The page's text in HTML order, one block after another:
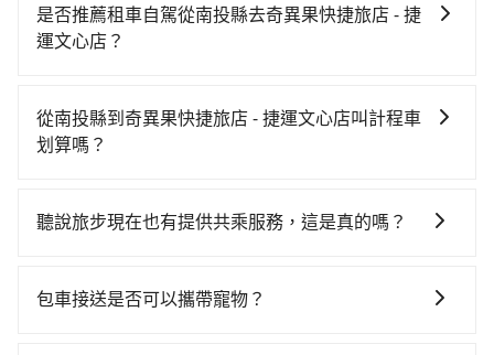
是否推薦租車自駕從南投縣去奇異果快捷旅店 - 捷
運文心店？
時不需要閉目養神（因為要自己開車），最重要的是你
當天就要來回，那在南投路邊可隨租隨借的iRent應該是
縣（魚池鄉）到奇異果快捷旅店 - 捷運文心店的花費預
的每小時40元路邊停車費用預估進去，但額外的汽車保
從南投縣到奇異果快捷旅店 - 捷運文心店叫計程車
划算嗎？
灣大車隊和Yoxi，如果在路邊攔不到車，也可考慮打電
達$1,100。但如果你無法提前預約，或偏好臨時叫車，
聽說旅步現在也有提供共乘服務，這是真的嗎？
保證出車的共乘服務，不用再擔心人少不成團問題，還
包車接送是否可以攜帶寵物？